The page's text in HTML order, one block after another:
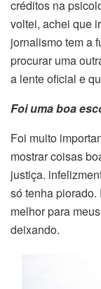
créditos na
voltei, achei que
jornalismo tem a
procurar uma
a lente oficial e
Foi uma boa
Foi muito
mostrar coisas
justiça.
só tenha
melhor para
deixando.